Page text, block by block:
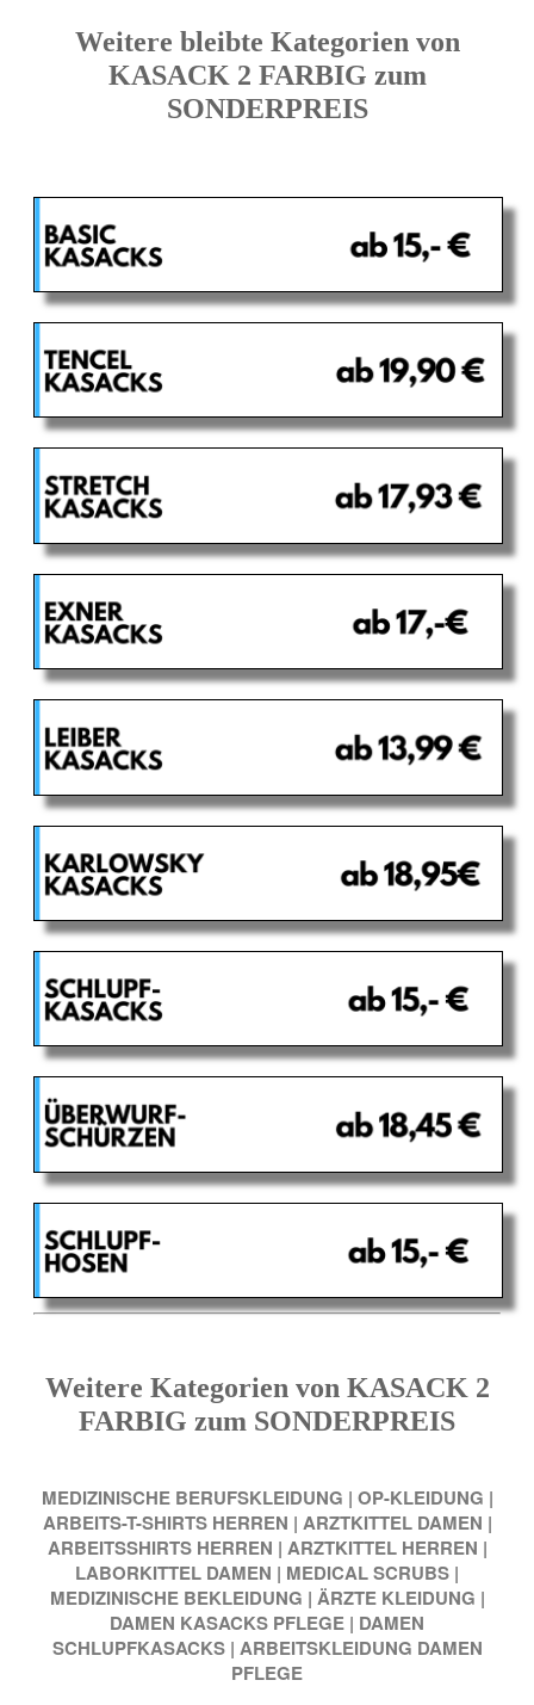
Weitere bleibte Kategorien von
KASACK 2 FARBIG zum
SONDERPREIS
Weitere Kategorien von KASACK 2
FARBIG zum SONDERPREIS
MEDIZINISCHE BERUFSKLEIDUNG | OP-KLEIDUNG |
ARBEITS-T-SHIRTS HERREN | ARZTKITTEL DAMEN |
ARBEITSSHIRTS HERREN | ARZTKITTEL HERREN |
LABORKITTEL DAMEN | MEDICAL SCRUBS |
MEDIZINISCHE BEKLEIDUNG | ÄRZTE KLEIDUNG |
DAMEN KASACKS PFLEGE | DAMEN
SCHLUPFKASACKS | ARBEITSKLEIDUNG DAMEN
PFLEGE